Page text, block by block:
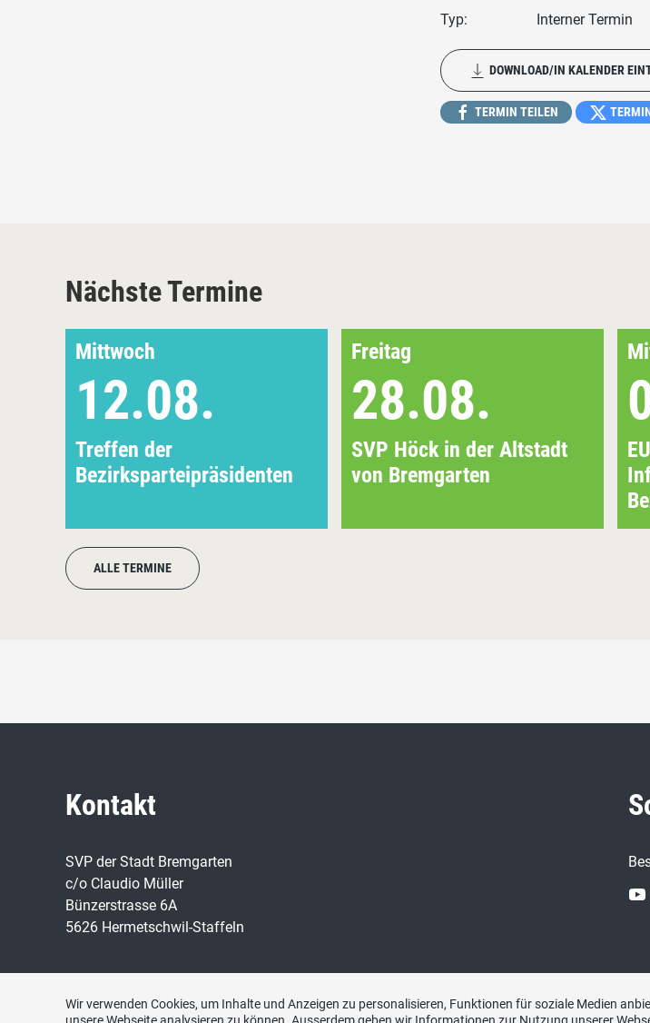
Typ: Interner Termin
DOWNLOAD/IN KALENDER
TERMIN TEILEN
Nächste Termine
Mittwoch
12.08.
Treffen der
Bezirksparteipräsidenten
Freitag
28.08.
SVP Höck in der Altstadt
von Bremgarten
ALLE TERMINE
Kontakt
SVP der Stadt Bremgarten
c/o Claudio Müller
Bünzerstrasse 6A
5626 Hermetschwil-Staffeln
Wir verwenden Cookies, um Inhalte und Anzeigen zu personalisieren, Funktionen für soziale Medien